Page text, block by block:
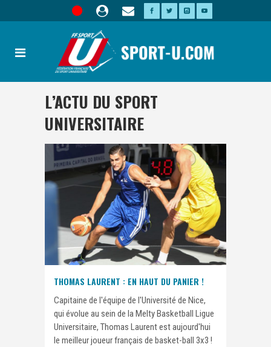
L’ACTU DU SPORT
UNIVERSITAIRE
THOMAS LAURENT : EN HAUT DU PANIER !
Capitaine de l'équipe de l'Université de Nice,
qui évolue au sein de la Melty Basketball Ligue
Universitaire, Thomas Laurent est aujourd'hui
le meilleur joueur français de basket-ball 3x3 !